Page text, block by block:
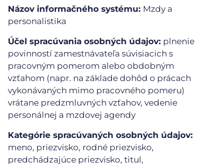
Názov informačného systému: Mzdy a
personalistika
Účel spracúvania osobných údajov: plnenie
povinností zamestnávateľa súvisiacich s
pracovným pomerom alebo obdobným
vzťahom (napr. na základe dohôd o prácach
vykonávaných mimo pracovného pomeru)
vrátane predzmluvných vzťahov, vedenie
personálnej a mzdovej agendy
Kategórie spracúvaných osobných údajov:
meno, priezvisko, rodné priezvisko,
predchádzajúce priezvisko, titul,